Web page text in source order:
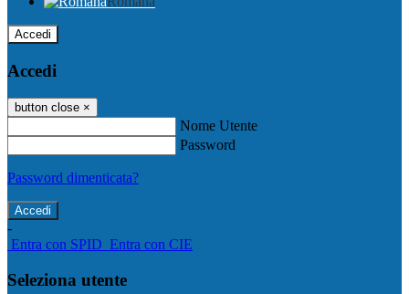
Accedi
Accedi
button close ×
Nome Utente
Password
Password dimenticata?
-
Entra con SPID Entra con CIE
Seleziona utente